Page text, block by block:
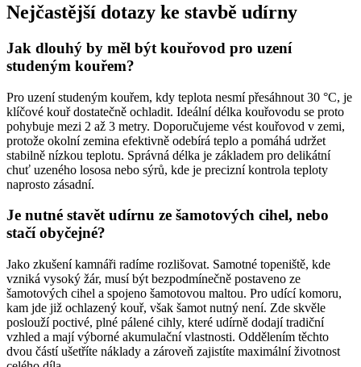
Nejčastější dotazy ke stavbě udírny
Jak dlouhý by měl být kouřovod pro uzení
studeným kouřem?
Pro uzení studeným kouřem, kdy teplota nesmí přesáhnout 30 °C, je
klíčové kouř dostatečně ochladit. Ideální délka kouřovodu se proto
pohybuje mezi 2 až 3 metry. Doporučujeme vést kouřovod v zemi,
protože okolní zemina efektivně odebírá teplo a pomáhá udržet
stabilně nízkou teplotu. Správná délka je základem pro delikátní
chuť uzeného lososa nebo sýrů, kde je precizní kontrola teploty
naprosto zásadní.
Je nutné stavět udírnu ze šamotových cihel, nebo
stačí obyčejné?
Jako zkušení kamnáři radíme rozlišovat. Samotné topeniště, kde
vzniká vysoký žár, musí být bezpodmínečně postaveno ze
šamotových cihel a spojeno šamotovou maltou. Pro udící komoru,
kam jde již ochlazený kouř, však šamot nutný není. Zde skvěle
poslouží poctivé, plné pálené cihly, které udírně dodají tradiční
vzhled a mají výborné akumulační vlastnosti. Oddělením těchto
dvou částí ušetříte náklady a zároveň zajistíte maximální životnost